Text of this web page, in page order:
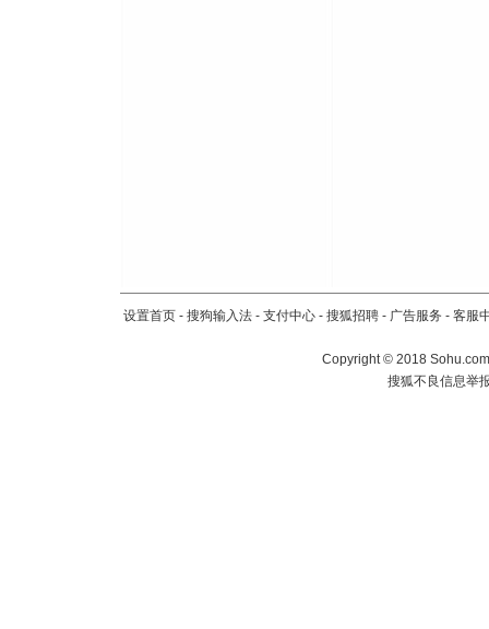
设置首页 - 搜狗输入法 - 支付中心 - 搜狐招聘 - 广告服务 - 客服
Copyright ©2018
搜狐不良信息举